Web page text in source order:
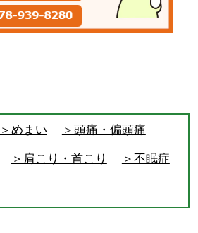
＞めまい ＞頭痛・偏頭痛
＞肩こり・首こり ＞不眠症